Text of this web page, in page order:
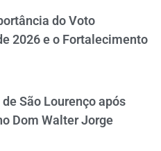
do Voto
2026 e o Fortalecimento
São Lourenço após
Dom Walter Jorge